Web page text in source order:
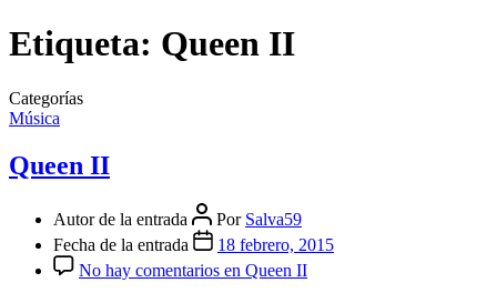
Etiqueta: Queen II
Categorías
Música
Queen II
Autor de la entrada Por Salva59
Fecha de la entrada
18 febrero, 2015
No hay comentarios en Queen II